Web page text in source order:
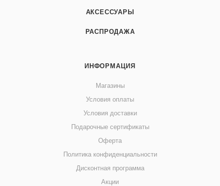
АКСЕССУАРЫ
РАСПРОДАЖА
ИНФОРМАЦИЯ
Магазины
Условия оплаты
Условия доставки
Подарочные сертификаты
Оферта
Политика конфиденциальности
Дисконтная программа
Акции